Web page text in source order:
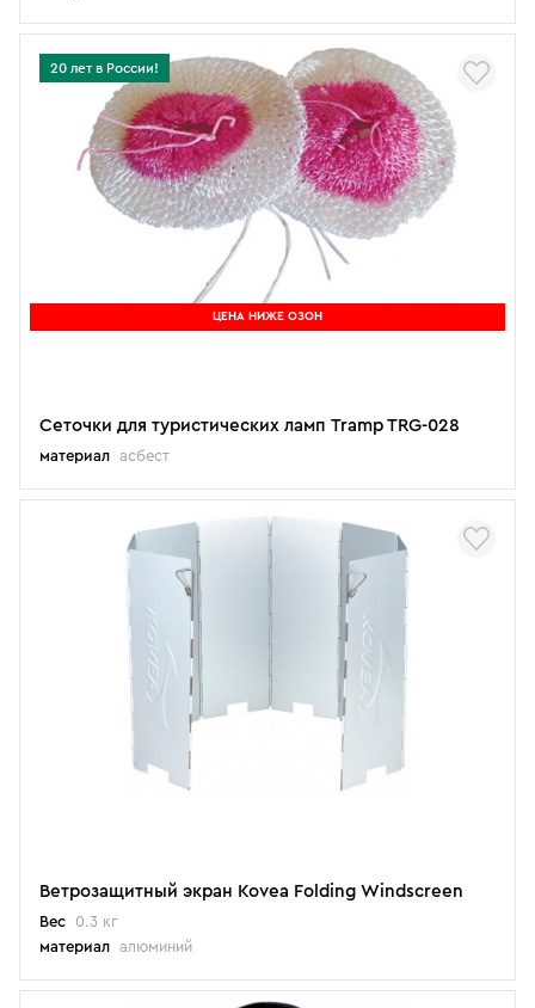
20 лет в России!
ЦЕНА НИЖЕ ОЗОН
Сеточки для туристических ламп Tramp TRG-028
материал асбест
Ветрозащитный экран Kovea Folding Windscreen
Вес
0.3 кг
материал
алюминий